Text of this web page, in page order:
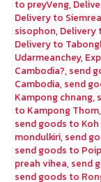
to preyVeng,
Delivery to
sisophon, Delivery
Delivery to
Udarmeanchey,
Cambodia?, send
Cambodia, send
Kampong chnang,
to Kampong Thom,
send goods to Koh
mondulkiri, send
send goods to
preah vihea, send
send goods to